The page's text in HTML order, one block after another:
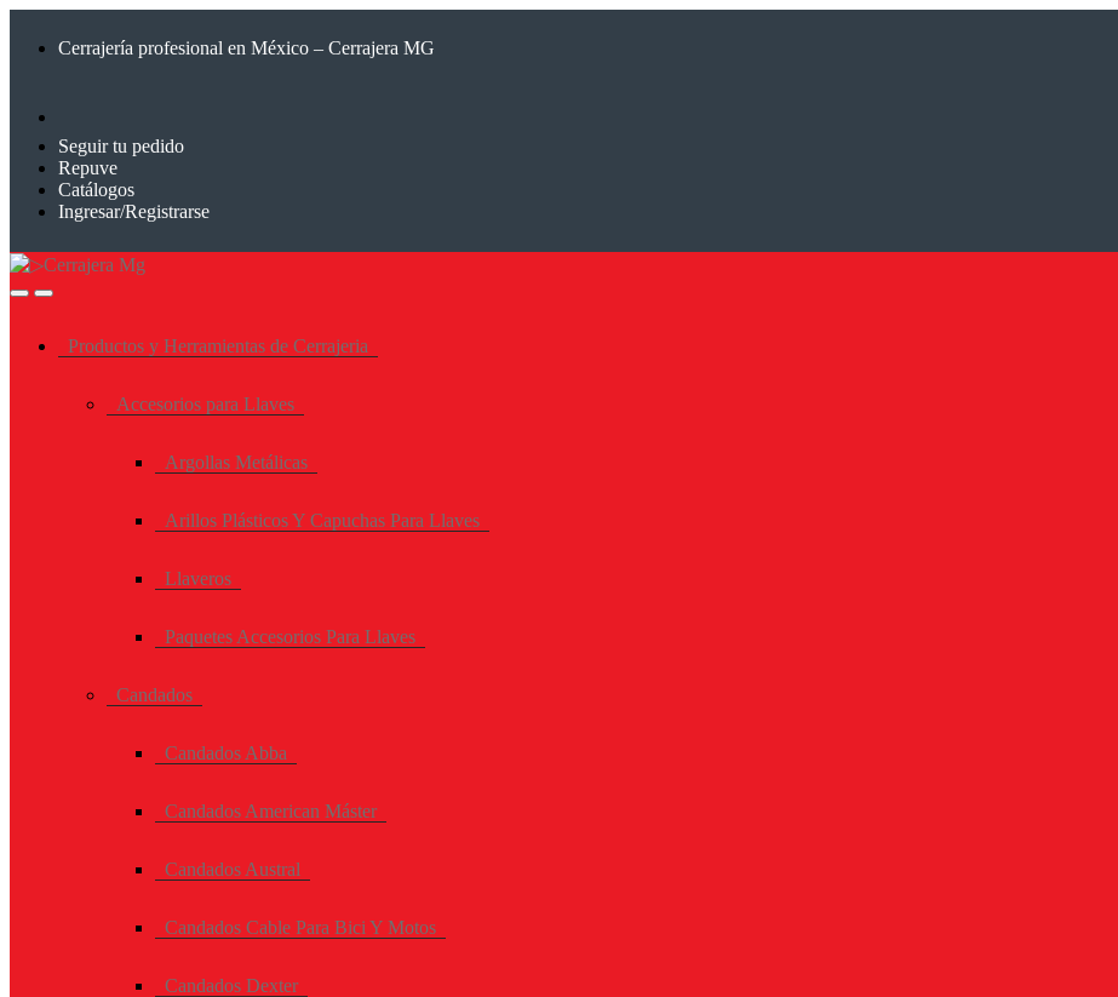
Cerrajería profesional en México – Cerrajera MG
Seguir tu pedido
Repuve
Catálogos
Ingresar/Registrarse
Productos y Herramientas de Cerrajeria
Accesorios para Llaves
Argollas Metálicas
Arillos Plásticos Y Capuchas Para Llaves
Llaveros
Paquetes Accesorios Para Llaves
Candados
Candados Abba
Candados American Máster
Candados Austral
Candados Cable Para Bici Y Motos
Candados Dexter